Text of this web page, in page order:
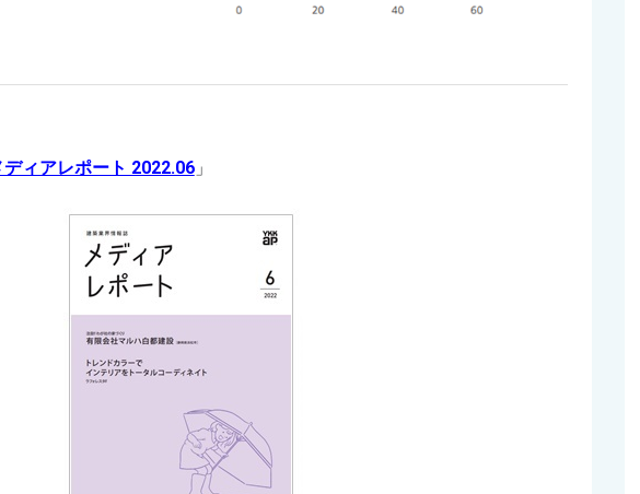
ディアレポート 2022.06」